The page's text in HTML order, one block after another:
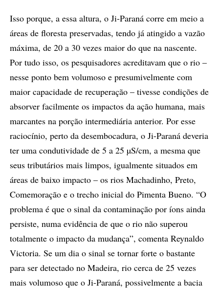
Isso porque, a essa altura, o Ji-Paraná corre em meio a
áreas de floresta preservadas, tendo já atingido a vazão
máxima, de 20 a 30 vezes maior do que na nascente.
Por tudo isso, os pesquisadores acreditavam que o rio –
nesse ponto bem volumoso e presumivelmente com
maior capacidade de recuperação – tivesse condições de
absorver facilmente os impactos da ação humana, mais
marcantes na porção intermediária anterior. Por esse
raciocínio, perto da desembocadura, o Ji-Paraná deveria
ter uma condutividade de 5 a 25 µS/cm, a mesma que
seus tributários mais limpos, igualmente situados em
áreas de baixo impacto – os rios Machadinho, Preto,
Comemoração e o trecho inicial do Pimenta Bueno. “O
problema é que o sinal da contaminação por íons ainda
persiste, numa evidência de que o rio não superou
totalmente o impacto da mudança”, comenta Reynaldo
Victoria. Se um dia o sinal se tornar forte o bastante
para ser detectado no Madeira, rio cerca de 25 vezes
mais volumoso que o Ji-Paraná, possivelmente a bacia